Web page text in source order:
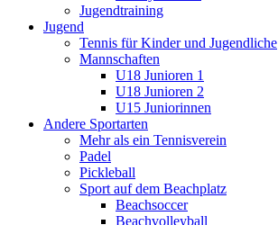
Jugendtraining
Jugend
Tennis für Kinder und Jugendliche
Mannschaften
U18 Junioren 1
U18 Junioren 2
U15 Juniorinnen
Andere Sportarten
Mehr als ein Tennisverein
Padel
Pickleball
Sport auf dem Beachplatz
Beachsoccer
Beachvolleyball